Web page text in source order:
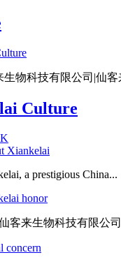
生物科技有限公司|仙客
Culture
Xiankelai
a prestigious China...
honor
客来生物科技有限公
concern